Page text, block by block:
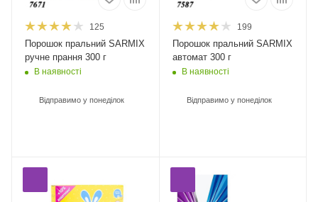
125
Порошок пральний SARMIX
ручне прання 300 г
В наявності
Відправимо у понеділок
199
Порошок пральний SARMIX
автомат 300 г
В наявності
Відправимо у понеділок